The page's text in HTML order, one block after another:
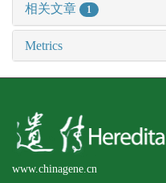
相关文章 1
Metrics
www.chinagene.cn